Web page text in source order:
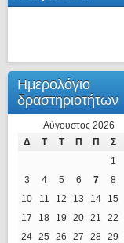
Ημερολόγιο
δραστηριοτήτων
Αύγουστος 2026
Δ
Τ Τ Π Π Σ
1
3
4 5 6 7 8
10
11 12 13 14 15
17
18 19 20 21 22
24 25 26 27 28 29